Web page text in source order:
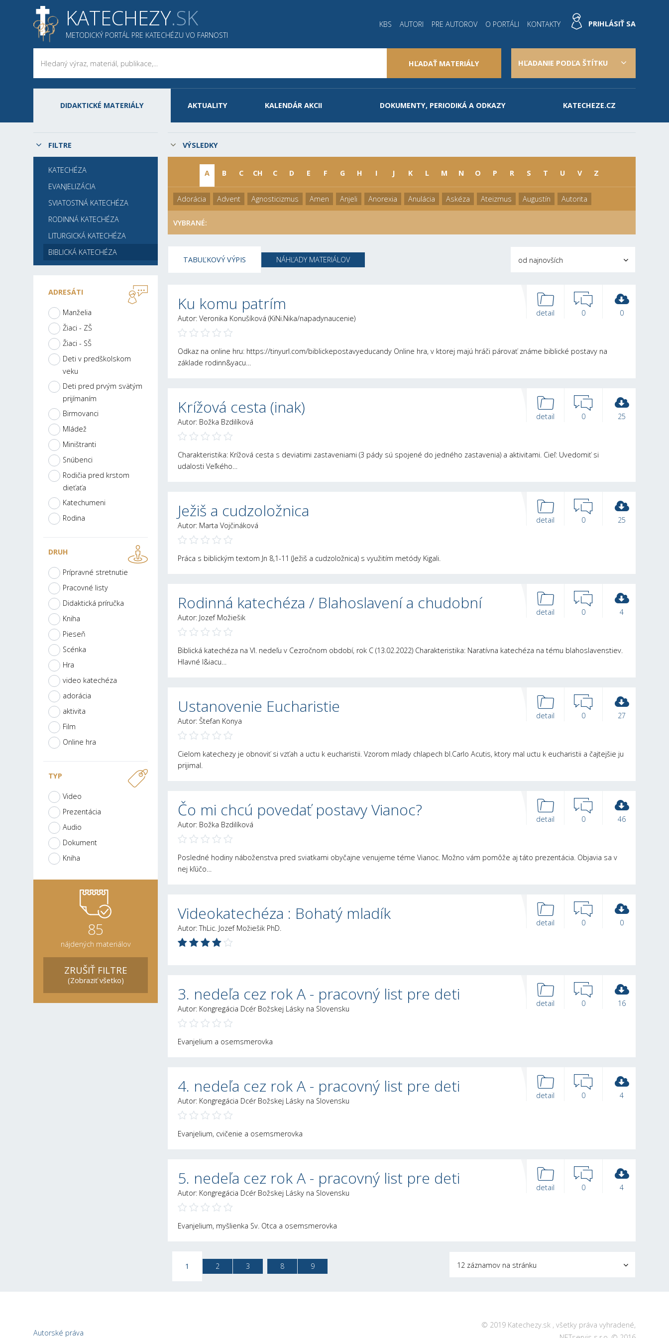
KATECHEZY.SK
METODICKÝ PORTÁL PRE KATECHÉZU VO FARNOSTI
KBS AUTORI PRE AUTOROV O PORTÁLI KONTAKTY PRIHLÁSIŤ SA
HĽADAŤ MATERIÁLY HĽADANIE PODĽA ŠTÍTKU
DIDAKTICKÉ MATERIÁLY AKTUALITY KALENDÁR AKCII DOKUMENTY, PERIODIKÁ A ODKAZY KATECHEZE.CZ
VÝSLEDKY
A B C CH C D E F G H I J K L M N O P R S T U V Z
Adorácia Advent Agnosticizmus Amen Anjeli Anorexia Anulácia Askéza Ateizmus Augustín Autorita
VYBRANÉ:
TABUĽKOVÝ VÝPIS NÁHĽADY MATERIÁLOV od najnovších
Ku komu patrím
Autor: Veronika Konušíková (KiNi.Nika/napadynaucenie)
detail 0 0
Odkaz na online hru: https://tinyurl.com/biblickepostavyeducandy Online hra, v ktorej majú hráči párovať známe biblické postavy na
základe rodinn&yacu…
Krížová cesta (inak)
Autor: Božka Bzdilíková
detail 0 25
Charakteristika: Krížová cesta s deviatimi zastaveniami (3 pády sú spojené do jedného zastavenia) a aktivitami. Cieľ: Uvedomiť si
udalosti Veľkého…
Ježiš a cudzoložnica
Autor: Marta Vojčináková
detail 0 25
Práca s biblickým textom Jn 8,1-11 (Ježiš a cudzoložnica) s využitím metódy Kigali.
Rodinná katechéza / Blahoslavení a chudobní
Autor: Jozef Možiešik
detail 0 4
Biblická katechéza na VI. nedeľu v Cezročnom období, rok C (13.02.2022) Charakteristika: Naratívna katechéza na tému blahoslavenstiev.
Hlavné l&iacu…
Ustanovenie Eucharistie
Autor: Štefan Konya
detail 0 27
Cielom katechezy je obnoviť si vzťah a uctu k eucharistii. Vzorom mlady chlapech bl.Carlo Acutis, ktory mal uctu k eucharistii a čajtejšie ju
prijimal.
Čo mi chcú povedať postavy Vianoc?
Autor: Božka Bzdilíková
detail 0 46
Posledné hodiny náboženstva pred sviatkami obyčajne venujeme téme Vianoc. Možno vám pomôže aj táto prezentácia. Objavia sa v
nej kľúčo…
Videokatechéza : Bohatý mladík
Autor: ThLic. Jozef Možiešik PhD.
detail 0 0
3. nedeľa cez rok A - pracovný list pre deti
Autor: Kongregácia Dcér Božskej Lásky na Slovensku
detail 0 16
Evanjelium a osemsmerovka
4. nedeľa cez rok A - pracovný list pre deti
Autor: Kongregácia Dcér Božskej Lásky na Slovensku
detail 0 4
Evanjelium, cvičenie a osemsmerovka
5. nedeľa cez rok A - pracovný list pre deti
Autor: Kongregácia Dcér Božskej Lásky na Slovensku
detail 0 4
Evanjelium, myšlienka Sv. Otca a osemsmerovka
1 2 3 8 9 12 záznamov na stránku
FILTRE
KATECHÉZA
EVANJELIZÁCIA
SVIATOSTNÁ KATECHÉZA
RODINNÁ KATECHÉZA
LITURGICKÁ KATECHÉZA
BIBLICKÁ KATECHÉZA
ADRESÁTI
Manželia
Žiaci - ZŠ
Žiaci - SŠ
Deti v predškolskom
veku
Deti pred prvým svätým
prijímaním
Birmovanci
Mládež
Miništranti
Snúbenci
Rodičia pred krstom
dieťaťa
Katechumeni
Rodina
DRUH
Prípravné stretnutie
Pracovné listy
Didaktická príručka
Kniha
Pieseň
Scénka
Hra
video katechéza
adorácia
aktivita
Film
Online hra
TYP
Video
Prezentácia
Audio
Dokument
Kniha
85
nájdených materiálov
ZRUŠIŤ FILTRE
(Zobraziť všetko)
Autorské práva
© 2019 Katechezy.sk , všetky práva vyhradené,